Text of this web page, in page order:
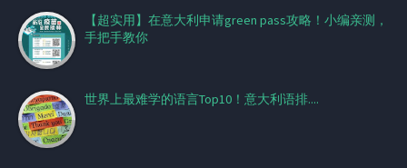
【超实用】在意大利申请green pass攻略！小编亲测，
手把手教你
世界上最难学的语言Top10！意大利语排....